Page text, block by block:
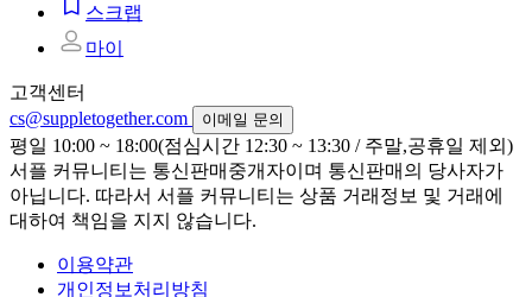
스크랩
마이
고객센터
cs@suppletogether.com
이메일 문의
평일 10:00 ~ 18:00(점심시간 12:30 ~ 13:30 / 주말,공휴일 제외)
서플 커뮤니티는 통신판매중개자이며 통신판매의 당사자가
아닙니다. 따라서 서플 커뮤니티는 상품 거래정보 및 거래에
대하여 책임을 지지 않습니다.
이용약관
개인정보처리방침